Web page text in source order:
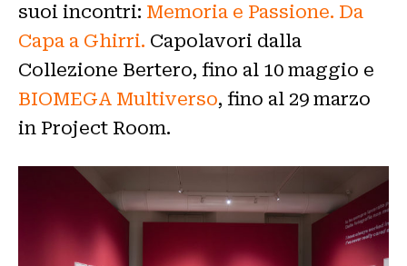
suoi incontri: Memoria e Passione. Da
Capa a Ghirri. Capolavori dalla
Collezione Bertero, fino al 10 maggio e
BIOMEGA Multiverso, fino al 29 marzo
in Project Room.